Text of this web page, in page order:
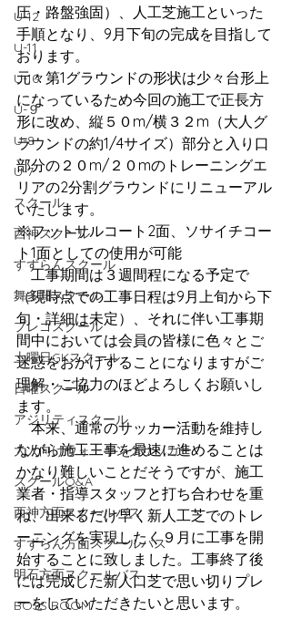
U-12
U-11
U-10
U-９
U-8
U-7
スクール
西神スクール
すずらんスクール
舞多聞スクール
プレゴスクール
土曜日GKスクール
日曜スクール
アジリティスクール
大人向けウォーキングサッカー
スクールQ&A
西神方面スクールバス
すずらん方面スクールバス
明石方面スクールバス
BOSS ROOM
圧・路盤強固）、人工芝施工といった
手順となり、9月下旬の完成を目指して
おります。
元々第1グラウンドの形状は少々台形上
になっているため今回の施工で正長方
形に改め、縦５０m/横３２m（大人グ
ラウンドの約1/4サイズ）部分と入り口
部分の２０m/２０mのトレーニングエ
リアの2分割グラウンドにリニューアル
いたします。
※フットサルコート2面、ソサイチコー
ト1面としての使用が可能
工事期間は３週間程になる予定で
（現時点での工事日程は9月上旬から下
旬・詳細は未定）、それに伴い工事期
間中においては会員の皆様に色々とご
迷惑をおかけすることになりますがご
理解・ご協力のほどよろしくお願いし
ます。
本来、通常のサッカー活動を維持し
ながら施工工事を最速に進めることは
かなり難しいことだそうですが、施工
業者・指導スタッフと打ち合わせを重
ね、出来るだけ早く新人工芝でのトレ
ーニングを実現したく９月に工事を開
始することに致しました。工事終了後
には完成した新人口芝で思い切りプレ
ーをしていただきたいと思います。